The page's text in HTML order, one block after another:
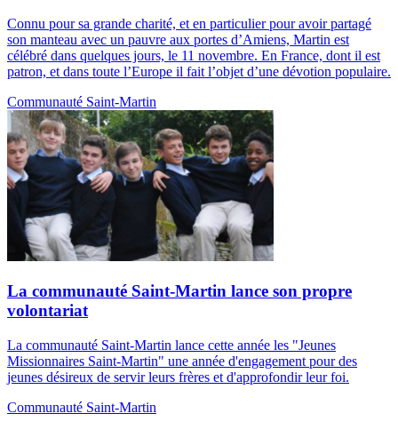
Connu pour sa grande charité, et en particulier pour avoir partagé
son manteau avec un pauvre aux portes d’Amiens, Martin est
célébré dans quelques jours, le 11 novembre. En France, dont il est
patron, et dans toute l’Europe il fait l’objet d’une dévotion populaire.
Communauté Saint-Martin
La communauté Saint-Martin lance son propre
volontariat
La communauté Saint-Martin lance cette année les "Jeunes
Missionnaires Saint-Martin" une année d'engagement pour des
jeunes désireux de servir leurs frères et d'approfondir leur foi.
Communauté Saint-Martin